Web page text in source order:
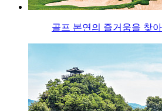
골프 본연의 즐거움을 찾